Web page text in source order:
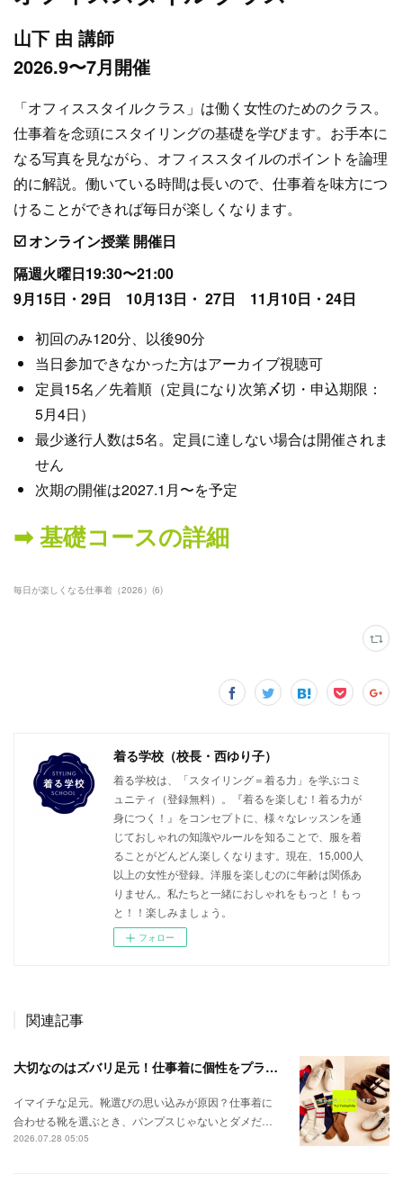
山下 由 講師
2026.9〜7月開催
「オフィススタイルクラス」は働く女性のためのクラス。
仕事着を念頭にスタイリングの基礎を学びます。お手本に
なる写真を見ながら、オフィススタイルのポイントを論理
的に解説。働いている時間は長いので、仕事着を味方につ
けることができれば毎日が楽しくなります。
☑️ オンライン授業 開催日
隔週火曜日19:30〜21:00
9月15日・29日 10月13日・ 27日 11月10日・24日
初回のみ120分、以後90分
当日参加できなかった方はアーカイブ視聴可
定員15名／先着順（定員になり次第〆切・申込期限：
5月4日）
最少遂行人数は5名。定員に達しない場合は開催されま
せん
次期の開催は2027.1月〜を予定
➡︎ 基礎コースの詳細
毎日が楽しくなる仕事着（2026） (6)
着る学校（校長・西ゆり子）
着る学校は、「スタイリング＝着る力」を学ぶコミ
ュニティ（登録無料）。『着るを楽しむ！着る力が
身につく！』をコンセプトに、様々なレッスンを通
じておしゃれの知識やルールを知ることで、服を着
ることがどんどん楽しくなります。現在、15,000人
以上の女性が登録。洋服を楽しむのに年齢は関係あ
りません。私たちと一緒におしゃれをもっと！もっ
と！！楽しみましょう。
フォロー
関連記事
大切なのはズバリ足元！仕事着に個性をプラスしよう
イマイチな足元。靴選びの思い込みが原因？仕事着に
合わせる靴を選ぶとき、パンプスじゃないとダメだ…
2026.07.28 05:05